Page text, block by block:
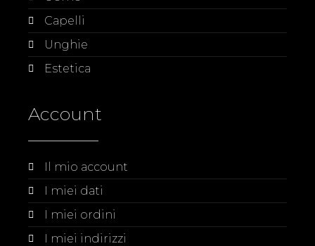
Capelli
Unghie
Estetica
Account
Il mio account
I miei dati
I miei ordini
I miei indirizzi